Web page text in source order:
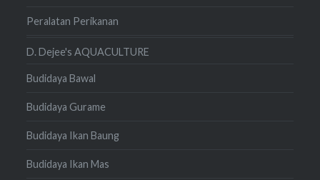
Peralatan Perikanan
D. Dejee's AQUACULTURE
Budidaya Bawal
Budidaya Gurame
Budidaya Ikan Baung
Budidaya Ikan Mas